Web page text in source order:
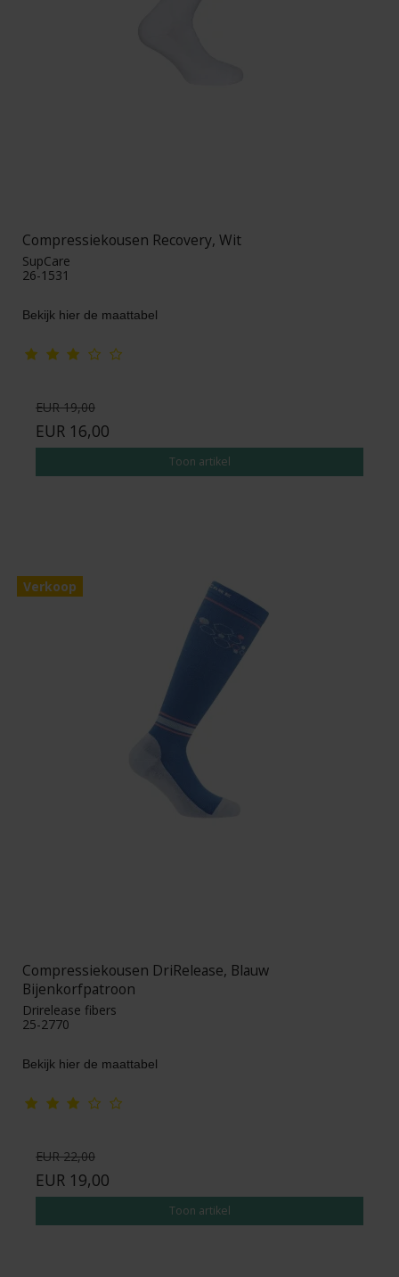
Compressiekousen Recovery, Wit
SupCare
26-1531
Bekijk hier de maattabel
EUR 19,00
EUR 16,00
Toon artikel
Verkoop
Compressiekousen DriRelease, Blauw
Bijenkorfpatroon
Drirelease fibers
25-2770
Bekijk hier de maattabel
EUR 22,00
EUR 19,00
Toon artikel